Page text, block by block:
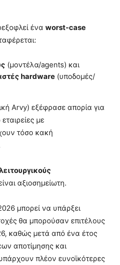
ένα worst-case
(μοντέλα/agents) και
hardware (υποδομές/
Arvy) εξέφρασε απορία για
με
τόσο κακή
αξιοσημείωτη.
μπορεί να υπάρξει
θα μπορούσαν επιτέλους
καθώς μετά από ένα έτος
αποτίμησης και
πλέον ευνοϊκότερες